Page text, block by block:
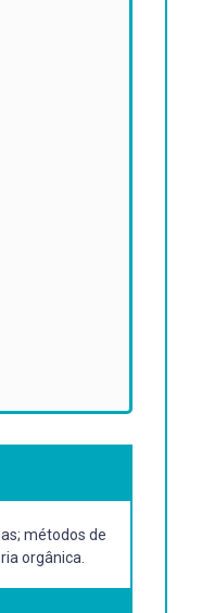
métodos de
orgânica.